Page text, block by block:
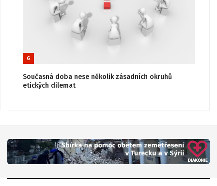
6
Současná doba nese několik zásadních okruhů
etických dilemat